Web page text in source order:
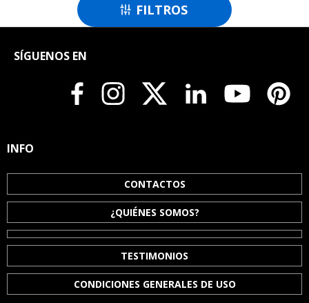
 FILTROS
SÍGUENOS EN
INFO
CONTACTOS
¿QUIÉNES SOMOS?
TESTIMONIOS
CONDICIONES GENERALES DE USO